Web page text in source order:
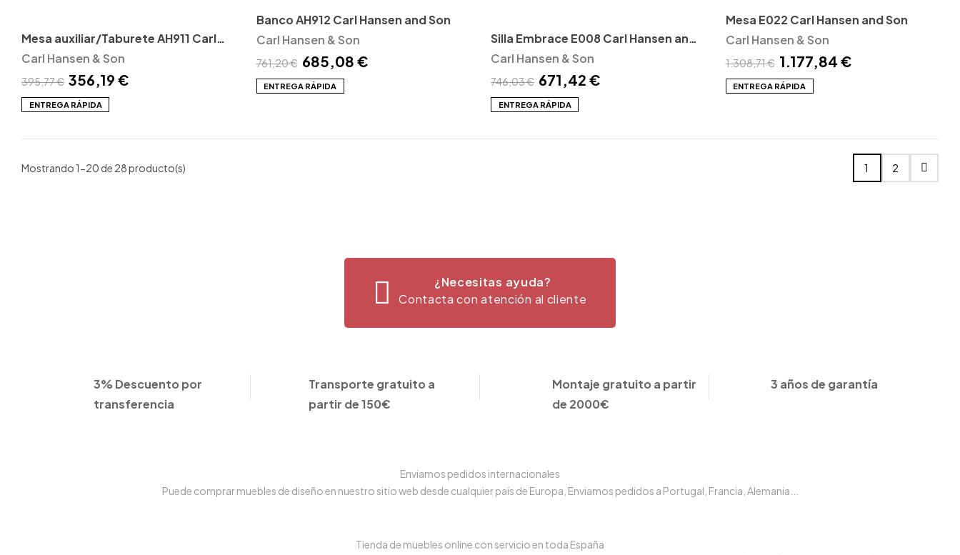
Mesa auxiliar/Taburete AH911 Carl
Hansen and Son
Carl Hansen & Son
395,77 € 356,19 €
ENTREGA RÁPIDA
Banco AH912 Carl Hansen and Son
Carl Hansen & Son
761,20 € 685,08 €
ENTREGA RÁPIDA
Silla Embrace E008 Carl Hansen and
Son
Carl Hansen & Son
746,03 € 671,42 €
ENTREGA RÁPIDA
Mesa E022 Carl Hansen and Son
Carl Hansen & Son
1.308,71 € 1.177,84 €
ENTREGA RÁPIDA
Mostrando 1-20 de 28 producto(s) 1 2
¿Necesitas ayuda?
Contacta con atención al cliente
3% Descuento por
transferencia
Transporte gratuito a
partir de 150€
Montaje gratuito a partir
de 2000€
3 años de garantía
Enviamos pedidos internacionales
Puede comprar muebles de diseño en nuestro sitio web desde cualquier país de Europa, Enviamos pedidos a Portugal, Francia, Alemania...
Tienda de muebles online con servicio en toda España